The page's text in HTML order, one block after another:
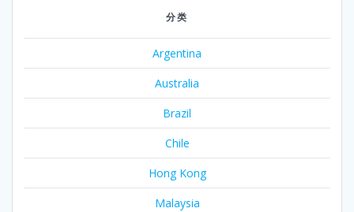
分类
Argentina
Australia
Brazil
Chile
Hong Kong
Malaysia